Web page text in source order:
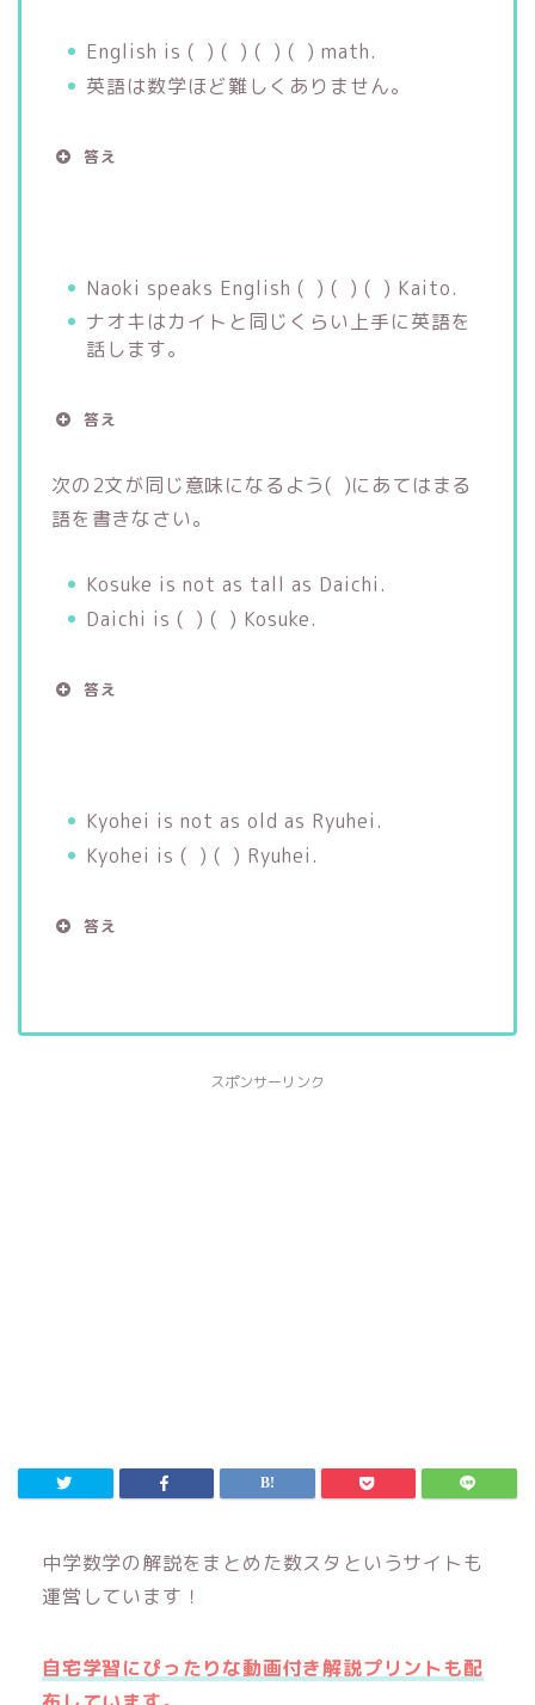
English is ( ) ( ) ( ) ( ) math.
英語は数学ほど難しくありません。
答え
Naoki speaks English ( ) ( ) ( ) Kaito.
ナオキはカイトと同じくらい上手に英語を
話します。
答え
次の2文が同じ意味になるよう( )にあてはまる
語を書きなさい。
Kosuke is not as tall as Daichi.
Daichi is ( ) ( ) Kosuke.
答え
Kyohei is not as old as Ryuhei.
Kyohei is ( ) ( ) Ryuhei.
答え
スポンサーリンク
中学数学の解説をまとめた数スタというサイトも
運営しています！
自宅学習にぴったりな動画付き解説プリントも配